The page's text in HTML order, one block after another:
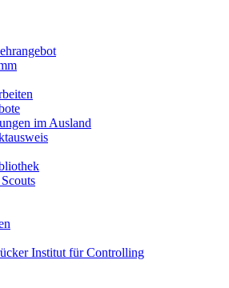
im Ausland
Institut für Controlling